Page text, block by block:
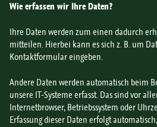
Wie erfassen wir Ihre Daten?
Ihre Daten werden zum einen dadurch
mitteilen. Hierbei kann es sich z. B. um
Kontaktformular eingeben.
Andere Daten werden automatisch beim
unsere IT-Systeme erfasst. Das sind vor
Internetbrowser, Betriebssystem oder
Erfassung dieser Daten erfolgt